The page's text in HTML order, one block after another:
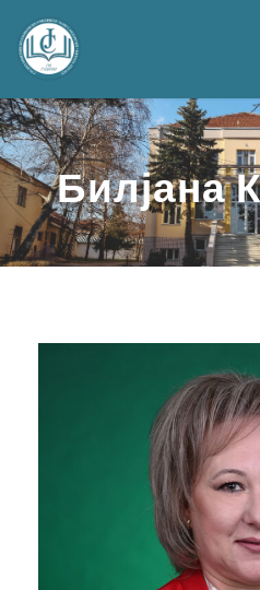
Билјана